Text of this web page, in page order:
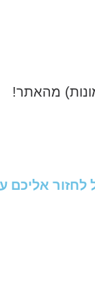
מהאתר!
אליכם